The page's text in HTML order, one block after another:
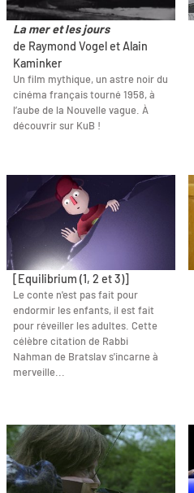
La mer et les jours
de Raymond Vogel et Alain
Kaminker
Un film mythique, un astre noir du
cinéma français tourné 1958, à
l’aube de la Nouvelle vague. À
découvrir sur KuB !
[Equilibrium (1, 2 et 3)]
Le conte n'est pas fait pour
endormir les enfants, il est fait
pour réveiller les adultes. Cette
célèbre citation de Rabbi
Nahman de Bratslav s'incarne à
merveille...